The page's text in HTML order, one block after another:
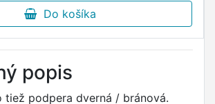
Do košíka
popis
tiež podpera dverná / bránová.